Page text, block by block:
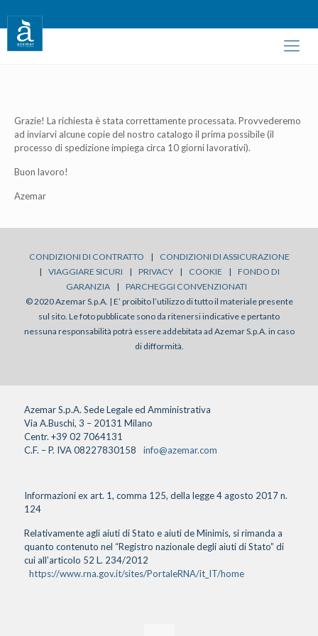
Grazie! La richiesta è stata correttamente processata. Provvederemo
ad inviarvi alcune copie del nostro catalogo il prima possibile (il
processo di spedizione impiega circa 10 giorni lavorativi).
Buon lavoro!
Azemar
CONDIZIONI DI CONTRATTO |
CONDIZIONI DI ASSICURAZIONE
|
VIAGGIARE SICURI | PRIVACY | COOKIE |
FONDO DI
GARANZIA
|
PARCHEGGI CONVENZIONATI
© 2020 Azemar S.p.A. | E’ proibito l’utilizzo di tutto il materiale presente
sul sito. Le foto pubblicate sono da ritenersi indicative e pertanto
nessuna responsabilità potrà essere addebitata ad Azemar S.p.A. in caso
di difformità.
Azemar S.p.A. Sede Legale ed Amministrativa
Via A.Buschi, 3 – 20131 Milano
Centr. +39 02 7064131
C.F. – P. IVA 08227830158
info@azemar.com
Informazioni ex art. 1, comma 125, della legge 4 agosto 2017 n.
124
Relativamente agli aiuti di Stato e aiuti de Minimis, si rimanda a
quanto contenuto nel “Registro nazionale degli aiuti di Stato” di
cui all’articolo 52 L. 234/2012
https://www.rna.gov.it/sites/PortaleRNA/it_IT/home